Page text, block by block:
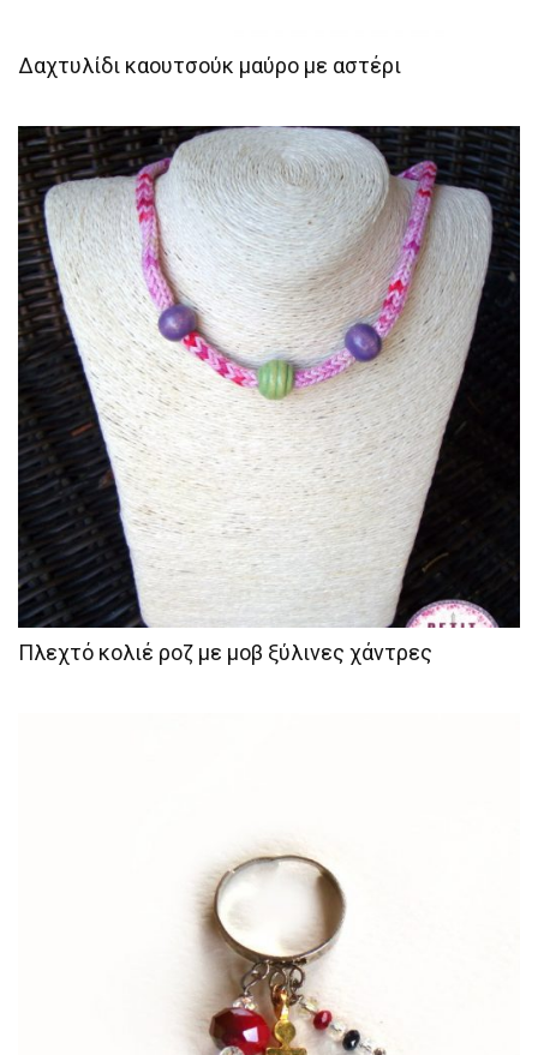
Δαχτυλίδι καουτσούκ μαύρο με αστέρι
Πλεχτό κολιέ ροζ με μοβ ξύλινες χάντρες